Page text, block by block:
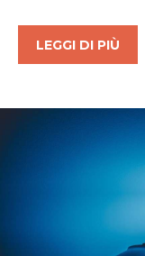
LEGGI DI PIÙ